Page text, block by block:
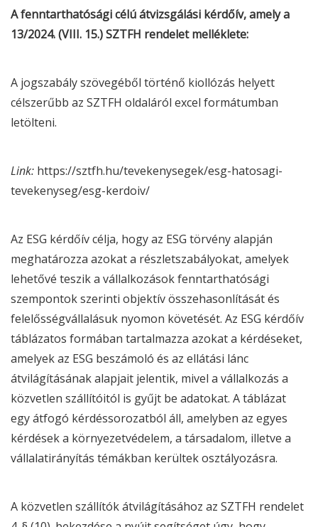
A fenntarthatósági célú átvizsgálási kérdőív, amely a
13/2024. (VIII. 15.) SZTFH rendelet melléklete:
A jogszabály szövegéből történő kiollózás helyett
célszerűbb az SZTFH oldaláról excel formátumban
letölteni.
Link: https://sztfh.hu/tevekenysegek/esg-hatosagi-
tevekenyseg/esg-kerdoiv/
Az ESG kérdőív célja, hogy az ESG törvényalapján
meghatározza azokat a részletszabályokat, amelyek
lehetővé teszik a vállalkozások fenntarthatósági
szempontok szerinti objektív összehasonlítását és
felelősségvállalásuk nyomon követését. Az ESG kérdőív
táblázatos formában tartalmazza azokat a kérdéseket,
amelyek az ESG beszámoló és az ellátási lánc
átvilágításának alapjait jelentik, mivel a vállalkozás a
közvetlen szállítóitól is gyűjt be adatokat. A táblázat
egy átfogó kérdéssorozatból áll, amelyben az egyes
kérdések a környezetvédelem, a társadalom, illetve a
vállalatirányítás témákban kerültek osztályozásra.
A közvetlen szállítók átvilágításához az SZTFH rendelet